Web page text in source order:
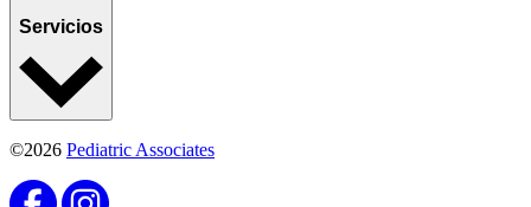
Servicios
©2026 Pediatric Associates